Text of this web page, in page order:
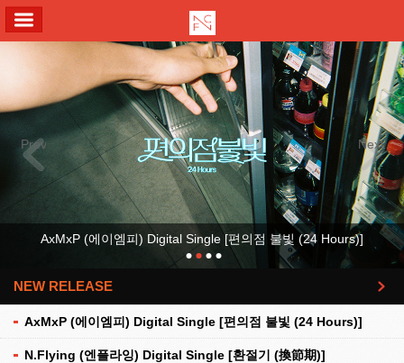
Previous Next
AxMxP (에이엠피) Digital Single [편의점 불빛 (24 Hours)]
NEW RELEASE
AxMxP (에이엠피) Digital Single [편의점 불빛 (24 Hours)]
N.Flying (엔플라잉) Digital Single [환절기 (換節期)]
더보기